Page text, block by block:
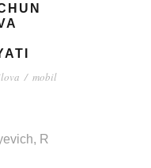
/ mobil
R